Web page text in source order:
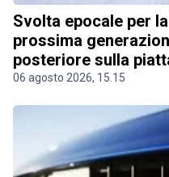
Svolta epocale per
prossima
posteriore sulla
06 agosto 2026, 15.15